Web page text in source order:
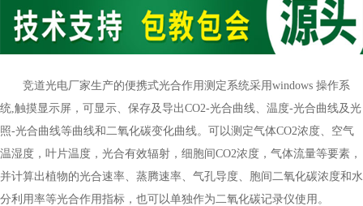
竞道光电厂家生产的便携式光合作用测定系统采用windows 操作系
统,触摸显示屏，可显示、保存及导出CO2-光合曲线、温度-光合曲线及光
照-光合曲线等曲线和二氧化碳变化曲线。可以测定气体CO2浓度、空气
温湿度，叶片温度，光合有效辐射，细胞间CO2浓度，气体流量等要素，
并计算出植物的光合速率、蒸腾速率、气孔导度、胞间二氧化碳浓度和水
分利用率等光合作用指标，也可以单独作为二氧化碳记录仪使用。